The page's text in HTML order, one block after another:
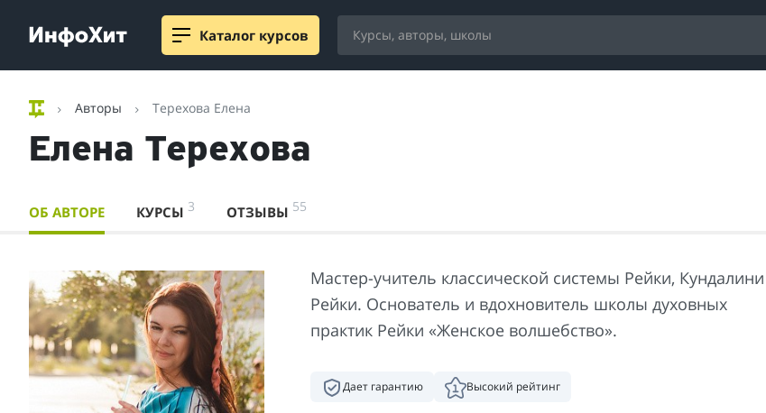
Каталог курсов
Авторы Терехова Елена
Елена Терехова
ОБ АВТОРЕ КУРСЫ 3 ОТЗЫВЫ 55
Мастер-учитель классической системы Рейки, Кундалини
Рейки. Основатель и вдохновитель школы духовных
практик Рейки «Женское волшебство».
Дает гарантию Высокий рейтинг